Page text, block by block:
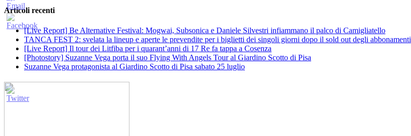
Articoli recenti
[Live Report] Be Alternative Festival: Mogwai, Subsonica e Daniele Silvestri infiammano il palco di Camigliatello
TANCA FEST 2: svelata la lineup e aperte le prevendite per i biglietti dei singoli giorni dopo il sold out degli abbonamenti
[Live Report] Il tour dei Litfiba per i quarant’anni di 17 Re fa tappa a Cosenza
[Photostory] Suzanne Vega porta il suo Flying With Angels Tour al Giardino Scotto di Pisa
Suzanne Vega protagonista al Giardino Scotto di Pisa sabato 25 luglio